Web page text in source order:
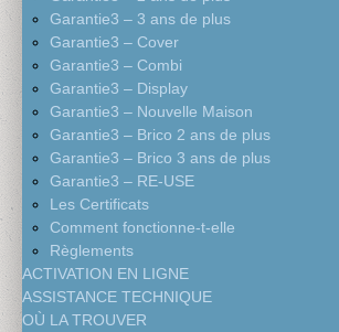
Garantie3 – 3 ans de plus
Garantie3 – Cover
Garantie3 – Combi
Garantie3 – Display
Garantie3 – Nouvelle Maison
Garantie3 – Brico 2 ans de plus
Garantie3 – Brico 3 ans de plus
Garantie3 – RE-USE
Les Certificats
Comment fonctionne-t-elle
Règlements
ACTIVATION EN LIGNE
ASSISTANCE TECHNIQUE
OÙ LA TROUVER